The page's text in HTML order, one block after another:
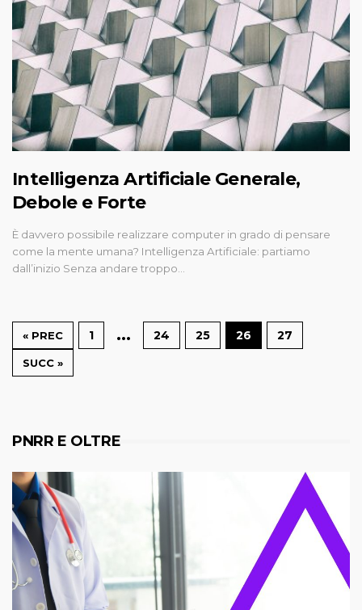
Intelligenza Artificiale Generale,
Debole e Forte
È davvero possibile realizzare computer in grado di pensare
come la mente umana? Intelligenza Artificiale: partiamo
dall’inizio Senza andare troppo…
« PREC 1 … 24 25 26 27
SUCC »
PNRR E OLTRE